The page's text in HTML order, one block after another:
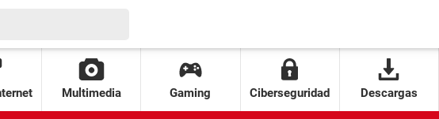
Multimedia Gaming Ciberseguridad Descargas